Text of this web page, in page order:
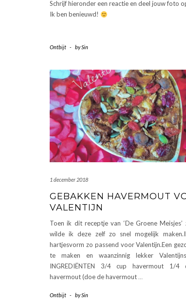
Schrijf hieronder een reactie en deel jouw foto
Ik ben benieuwd!
Ontbijt - bySin
1 december 2018
GEBAKKEN HAVERMOUT
VALENTIJN
Toen ik dit receptje van ‘De Groene Meisjes’
wilde ik deze zelf zo snel mogelijk
hartjesvorm zo passend voor Valentijn.Een
te maken en waanzinnig lekker
INGREDIËNTEN 3/4 cup havermout 1/4
havermout (doe de havermout …
Ontbijt - bySin